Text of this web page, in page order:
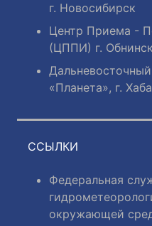
г. Новосибирск
Центр Приема -
(ЦППИ) г. Обнинск
«Планета», г.
ССЫЛКИ
Федеральная
окружающей